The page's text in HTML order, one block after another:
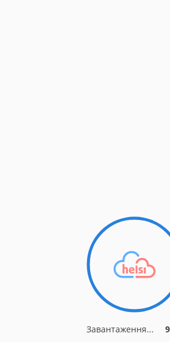
Завантаження...